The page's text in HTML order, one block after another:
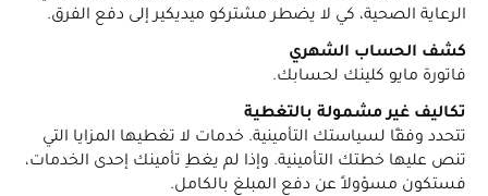
الرعاية الصحية، كي لا يضطر مشتركو ميديكير إلى دفع الفرق.
كشف الحساب الشهري
فاتورة مايو كلينك لحسابك.
تكاليف غير مشمولة بالتغطية
تتحدد وفقًا لسياستك التأمينية. خدمات لا تغطيها المزايا التي
تنص عليها خطتك التأمينية. وإذا لم يغطِ تأمينك إحدى الخدمات،
فستكون مسؤولاً عن دفع المبلغ بالكامل.